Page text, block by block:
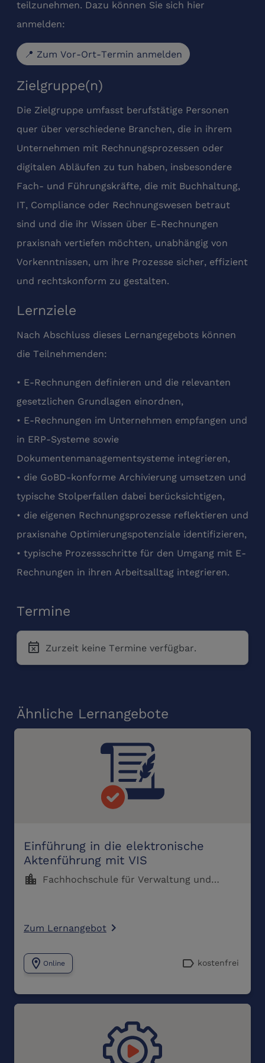
teilzunehmen. Dazu können Sie sich hier
anmelden:
📍 Zum Vor-Ort-Termin anmelden
Zielgruppe(n)
Die Zielgruppe umfasst berufstätige Personen
quer über verschiedene Branchen, die in ihrem
Unternehmen mit Rechnungsprozessen oder
digitalen Abläufen zu tun haben, insbesondere
Fach- und Führungskräfte, die mit Buchhaltung,
IT, Compliance oder Rechnungswesen betraut
sind und die ihr Wissen über E-Rechnungen
praxisnah vertiefen möchten, unabhängig von
Vorkenntnissen, um ihre Prozesse sicher, effizient
und rechtskonform zu gestalten.
Lernziele
Nach Abschluss dieses Lernangegebots können
die Teilnehmenden:
• E-Rechnungen definieren und die relevanten
gesetzlichen Grundlagen einordnen,
• E-Rechnungen im Unternehmen empfangen und
in ERP-Systeme sowie
Dokumentenmanagementsysteme integrieren,
• die GoBD-konforme Archivierung umsetzen und
typische Stolperfallen dabei berücksichtigen,
• die eigenen Rechnungsprozesse reflektieren und
praxisnahe Optimierungspotenziale identifizieren,
• typische Prozessschritte für den Umgang mit E-
Rechnungen in ihren Arbeitsalltag integrieren.
Termine
event_busy Zurzeit keine Termine verfügbar.
Ähnliche Lernangebote
Einführung in die elektronische
Aktenführung mit VIS
location_city Fachhochschule für Verwaltung und
Zum Lernangebot navigate_next
location_on Online label kostenfrei